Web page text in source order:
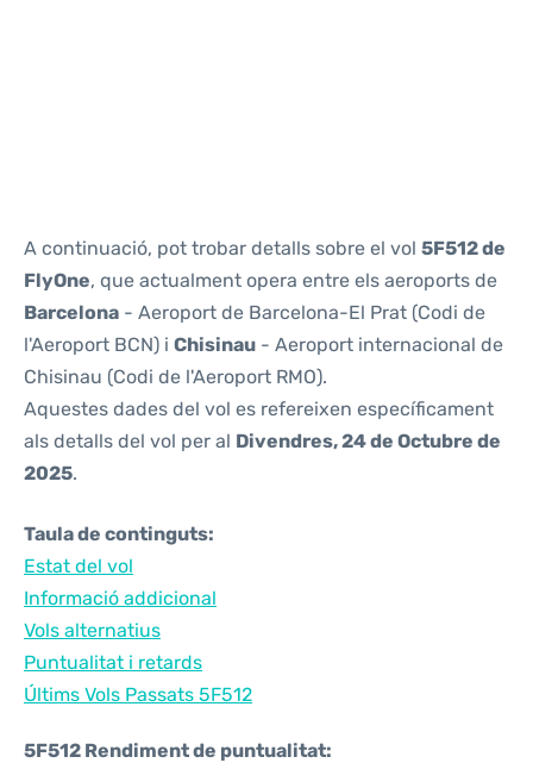
A continuació, pot trobar detalls sobre el vol 5F512 de
FlyOne, que actualment opera entre els aeroports de
Barcelona - Aeroport de Barcelona-El Prat (Codi de
l'Aeroport BCN) i Chisinau - Aeroport internacional de
Chisinau (Codi de l'Aeroport RMO).
Aquestes dades del vol es refereixen específicament
als detalls del vol per al Divendres, 24 de Octubre de
2025.
Taula de continguts:
Estat del vol
Informació addicional
Vols alternatius
Puntualitat i retards
Últims Vols Passats 5F512
5F512 Rendiment de puntualitat: